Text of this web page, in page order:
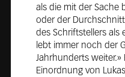
als die mit der Sache
oder der
des Schriftstellers als
lebt immer noch der
Jahrhunderts
Einordnung von